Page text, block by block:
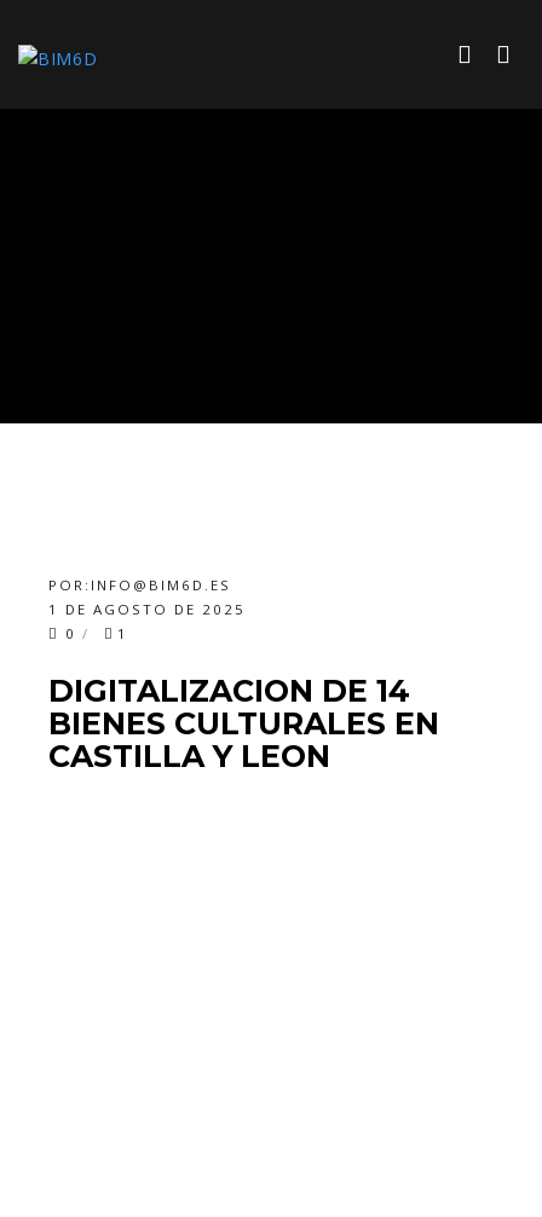
POR: INFO@BIM6D.ES
1 DE AGOSTO DE 2025
0
1
DIGITALIZACION DE 14
BIENES CULTURALES EN
CASTILLA Y LEON